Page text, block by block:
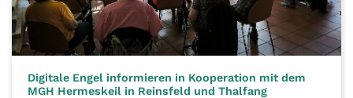
Digitale Engel informieren in Kooperation mit dem
MGH Hermeskeil in Reinsfeld und Thalfang: